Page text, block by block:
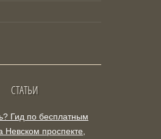
СТАТЬИ
Гид по бесплатным
Невском проспекте,